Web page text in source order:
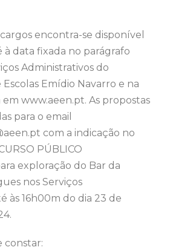
encontra-se disponível
à data fixada no parágrafo
Administrativos do
Emídio Navarro e na
www.aeen.pt. As propostas
para o email
com a indicação no
PÚBLICO
exploração do Bar da
nos Serviços
às 16h00m do dia 23 de
constar: